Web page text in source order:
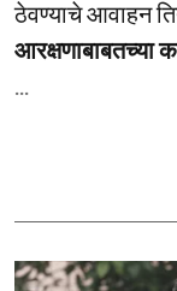
ठेवण्याचे आवाहन
आरक्षणाबाबतच्या
...